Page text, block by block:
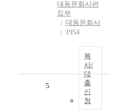
대동문화사편
집부
대동문화사
1954
복
사/
대
출
신
청
5